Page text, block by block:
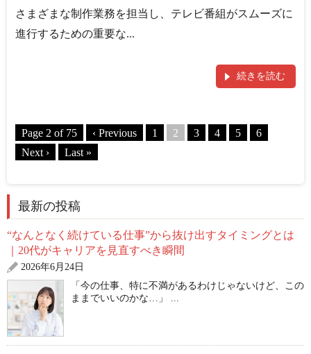
さまざまな制作業務を担当し、テレビ番組がスムーズに
進行するための重要な...
続きを読む
Page 2 of 75 ‹ Previous 1 2 3 4 5
6
Next ›
Last »
最新の投稿
“なんとなく続けている仕事”から抜け出すタイミングとは
｜20代がキャリアを見直すべき瞬間
2026年6月24日
「今の仕事、特に不満があるわけじゃないけど、この
ままでいいのかな…」 ...